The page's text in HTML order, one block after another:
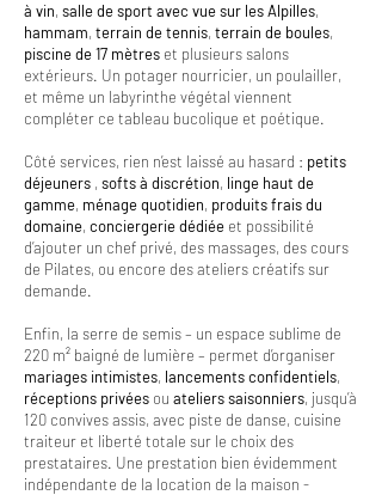
à vin, salle de sport avec vue sur les Alpilles,
hammam, terrain de tennis, terrain de boules,
piscine de 17 mètres et plusieurs salons
extérieurs. Un potager nourricier, un poulailler,
et même un labyrinthe végétal viennent
compléter ce tableau bucolique et poétique.
Côté services, rien n’est laissé au hasard : petits
déjeuners , softs à discrétion, linge haut de
gamme, ménage quotidien, produits frais du
domaine, conciergerie dédiée et possibilité
d’ajouter un chef privé, des massages, des cours
de Pilates, ou encore des ateliers créatifs sur
demande.
Enfin, la serre de semis – un espace sublime de
220 m² baigné de lumière – permet d’organiser
mariages intimistes, lancements confidentiels,
réceptions privées ou ateliers saisonniers, jusqu’à
120 convives assis, avec piste de danse, cuisine
traiteur et liberté totale sur le choix des
prestataires. Une prestation bien évidemment
indépendante de la location de la maison -